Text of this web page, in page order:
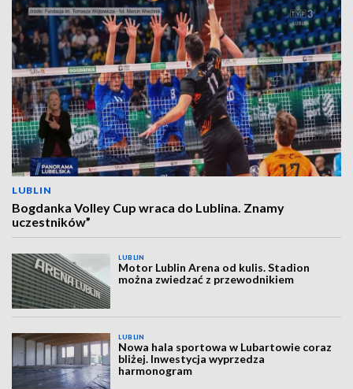
LUBLIN
Bogdanka Volley Cup wraca do Lublina. Znamy
uczestników”
LUBLIN
Motor Lublin Arena od kulis. Stadion
można zwiedzać z przewodnikiem
LUBLIN
Nowa hala sportowa w Lubartowie coraz
bliżej. Inwestycja wyprzedza
harmonogram